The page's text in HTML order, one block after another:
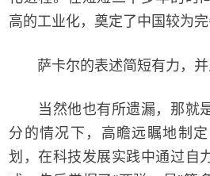
高的工业化，奠定了中国较为完
萨卡尔的表述简短有力，并
当然他也有所遗漏，那就
分的情况下，高瞻远瞩地制
划，在科技发展实践中通过自